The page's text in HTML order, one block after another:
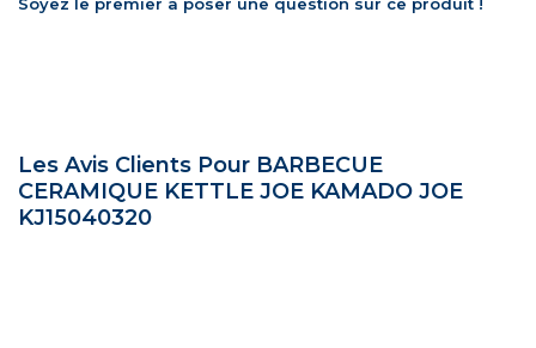
Les Avis Clients Pour BARBECUE
CERAMIQUE KETTLE JOE KAMADO JOE
KJ15040320